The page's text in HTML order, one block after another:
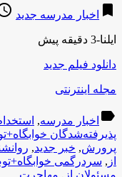
bookmark اخبار مدرسه جدید
ایلنا-3 دقیقه پیش
دانلود فیلم جدید
مجله اینترنتی
label اخبار مدرسه,
پذیرفته‌شدگان
پرورش, خبر جدید,
از , سردرگمی
مسئولان از , مهاجرت